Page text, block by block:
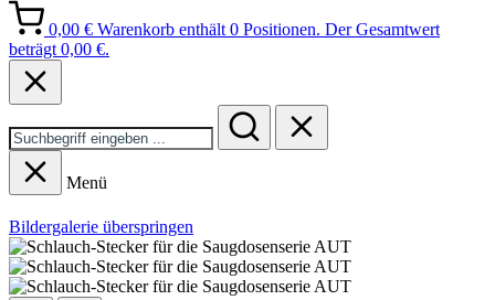
0,00 € Warenkorb enthält 0 Positionen. Der Gesamtwert
beträgt 0,00 €.
Menü
Bildergalerie überspringen